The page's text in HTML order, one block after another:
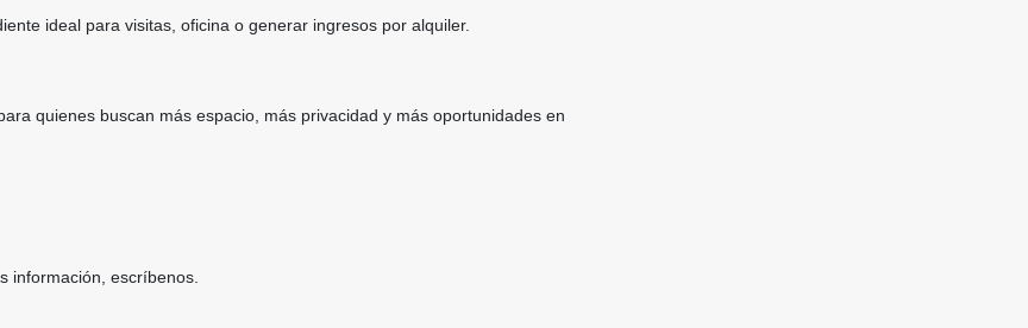
ideal para visitas, oficina o generar ingresos por alquiler.
quienes buscan más espacio, más privacidad y más oportunidades en
información, escríbenos.